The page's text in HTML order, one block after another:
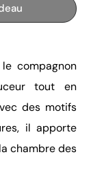
compagnon
tout en
des motifs
il apporte
chambre des